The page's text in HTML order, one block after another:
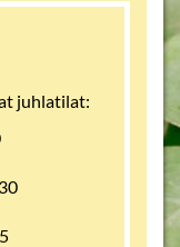
juhlatilat: